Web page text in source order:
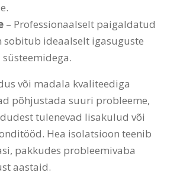
– Professionaalselt paigaldatud
sobitub ideaalselt igasuguste
või madala kvaliteediga
põhjustada suuri probleeme,
tulenevad lisakulud või
Hea isolatsioon teenib
pakkudes probleemivaba
aastaid.